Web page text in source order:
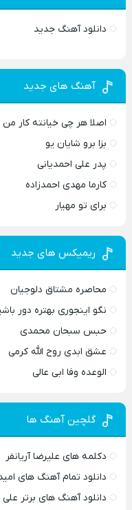
دانلود آهنگ جدید
آهنگ های جدید
اصلا هر چی خیانته کار من
بزا برو شایان یو
پدر علی احمدیانی
کارما مهدی احمدزاده
برای تو مهیار
ریمیکس های جدید
محاصره مشتاق دلوجیان
نگو اینجوری بهتره دور
حبس سبحان محمدی
عشق ابدی روح الله کرمی
الوعده وفا ابی عالی
گلچین آهنگ ها
دکلمه های علیرضا آریانفر
دانلود تمام آهنگ های
دانلود آهنگ های برتر علی